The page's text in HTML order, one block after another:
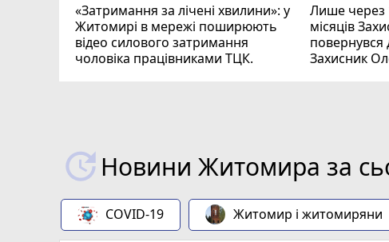
«Затримання за лічені хвилини»: у
Житомирі в мережі поширюють
відео силового затримання
чоловіка працівниками ТЦК.
Лише через
місяців
повернувся
Захисник
Новини Житомира за
COVID-19 Житомир і житомиряни